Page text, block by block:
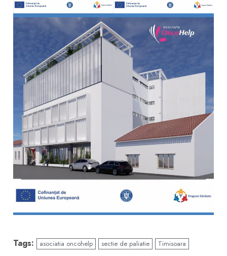
Tags: asociatia oncohelp sectie de paliatie Timisoara